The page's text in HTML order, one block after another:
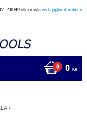
- 40049eller mejlaverktyg@otdtools.se
0 KR